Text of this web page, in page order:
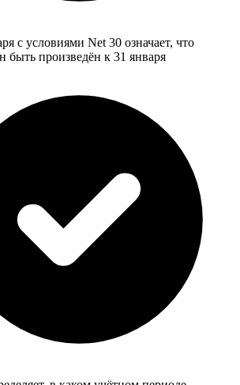
с условиями Net 30 означает, что
быть произведён к 31 января